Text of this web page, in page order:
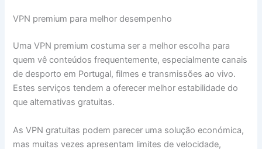
VPN premium para melhor desempenho
Uma VPN premium costuma ser a melhor escolha para
quem vê conteúdos frequentemente, especialmente canais
de desporto em Portugal, filmes e transmissões ao vivo.
Estes serviços tendem a oferecer melhor estabilidade do
que alternativas gratuitas.
As VPN gratuitas podem parecer uma solução económica,
mas muitas vezes apresentam limites de velocidade,